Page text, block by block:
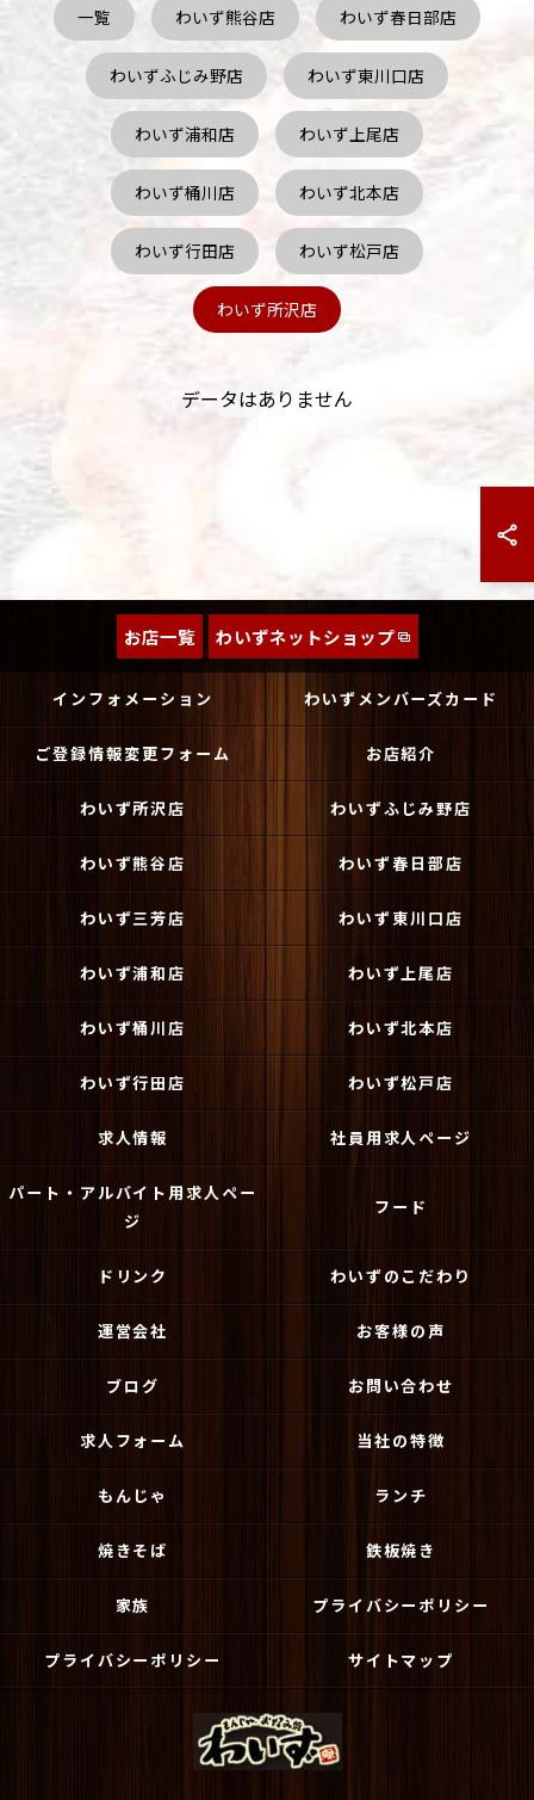
一覧 わいず熊谷店 わいず春日部店
わいずふじみ野店 わいず東川口店
わいず浦和店 わいず上尾店
わいず桶川店 わいず北本店
わいず行田店 わいず松戸店
わいず所沢店
データはありません
お店一覧 わいずネットショップ
インフォメーション わいずメンバーズカード
ご登録情報変更フォーム お店紹介
わいず所沢店 わいずふじみ野店
わいず熊谷店 わいず春日部店
わいず三芳店 わいず東川口店
わいず浦和店 わいず上尾店
わいず桶川店 わいず北本店
わいず行田店 わいず松戸店
求人情報 社員用求人ページ
パート・アルバイト用求人ペー
ジ
フード
ドリンク わいずのこだわり
運営会社 お客様の声
ブログ お問い合わせ
求人フォーム 当社の特徴
もんじゃ ランチ
焼きそば 鉄板焼き
家族 プライバシーポリシー
プライバシーポリシー サイトマップ